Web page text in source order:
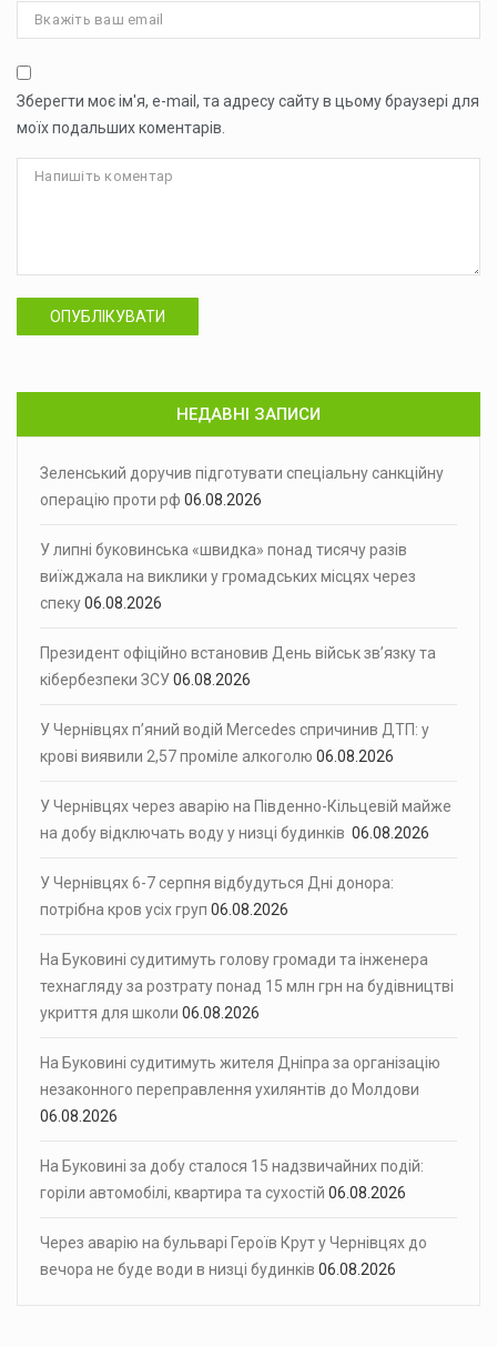
Зберегти моє ім'я, e-mail, та адресу сайту в цьому браузері для
моїх подальших коментарів.
ОПУБЛІКУВАТИ
НЕДАВНІ ЗАПИСИ
Зеленський доручив підготувати спеціальну санкційну
операцію проти рф 06.08.2026
У липні буковинська «швидка» понад тисячу разів
виїжджала на виклики у громадських місцях через
спеку06.08.2026
Президент офіційно встановив День військ зв’язку та
кібербезпеки ЗСУ06.08.2026
У Чернівцях п’яний водій Mercedes спричинив ДТП: у
крові виявили 2,57 проміле алкоголю 06.08.2026
У Чернівцях через аварію на Південно-Кільцевій майже
на добу відключать воду у низці будинків 06.08.2026
У Чернівцях 6-7 серпня відбудуться Дні донора:
потрібна кров усіх груп 06.08.2026
На Буковині судитимуть голову громади та інженера
технагляду за розтрату понад 15 млн грн на будівництві
укриття для школи 06.08.2026
На Буковині судитимуть жителя Дніпра за організацію
незаконного переправлення ухилянтів до Молдови
06.08.2026
На Буковині за добу сталося 15 надзвичайних подій:
горіли автомобілі, квартира та сухостій 06.08.2026
Через аварію на бульварі Героїв Крут у Чернівцях до
вечора не буде води в низці будинків 06.08.2026